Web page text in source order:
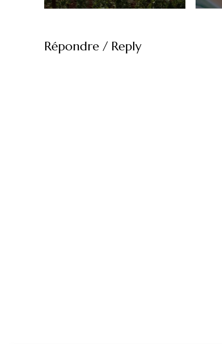
Répondre / Reply